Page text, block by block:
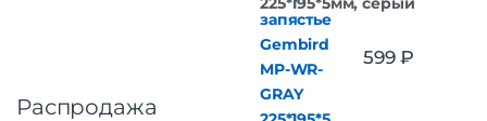
599₽
Распродажа